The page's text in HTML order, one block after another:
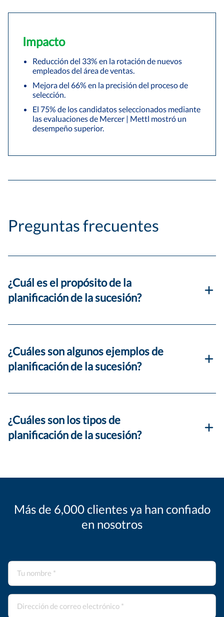
Impacto
Reducción del 33% en la rotación de nuevos
empleados del área de ventas.
Mejora del 66% en la precisión del proceso de
selección.
El 75% de los candidatos seleccionados mediante
las evaluaciones de Mercer | Mettl mostró un
desempeño superior.
Preguntas frecuentes
¿Cuál es el propósito de la
planificación de la sucesión?
¿Cuáles son algunos ejemplos de
planificación de la sucesión?
¿Cuáles son los tipos de
planificación de la sucesión?
Más de 6,000 clientes ya han confiado
en nosotros